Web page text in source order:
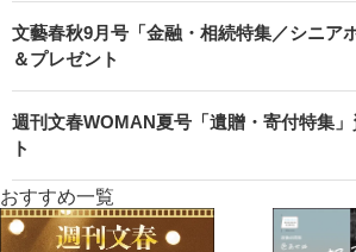
文藝春秋9月号「金融・相続特集／シニア
＆プレゼント
週刊文春WOMAN夏号「遺贈・寄付特集
ト
おすすめ一覧